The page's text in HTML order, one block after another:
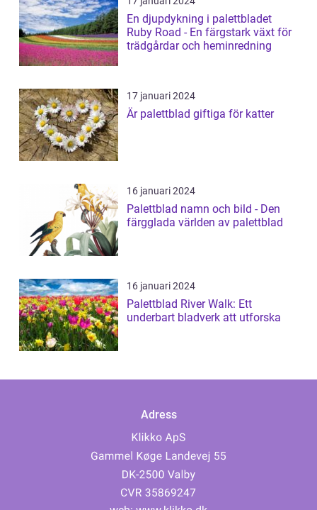
En djupdykning i palettbladet
Ruby Road - En färgstark växt för
trädgårdar och heminredning
17 januari 2024
Är palettblad giftiga för katter
16 januari 2024
Palettblad namn och bild - Den
färgglada världen av palettblad
16 januari 2024
Palettblad River Walk: Ett
underbart bladverk att utforska
Adress